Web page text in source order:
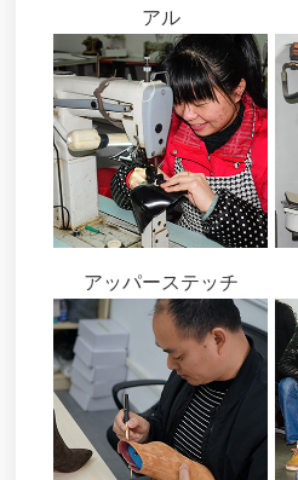
アル
アッパーステッチ